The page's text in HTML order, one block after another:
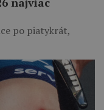
po piatykrát,